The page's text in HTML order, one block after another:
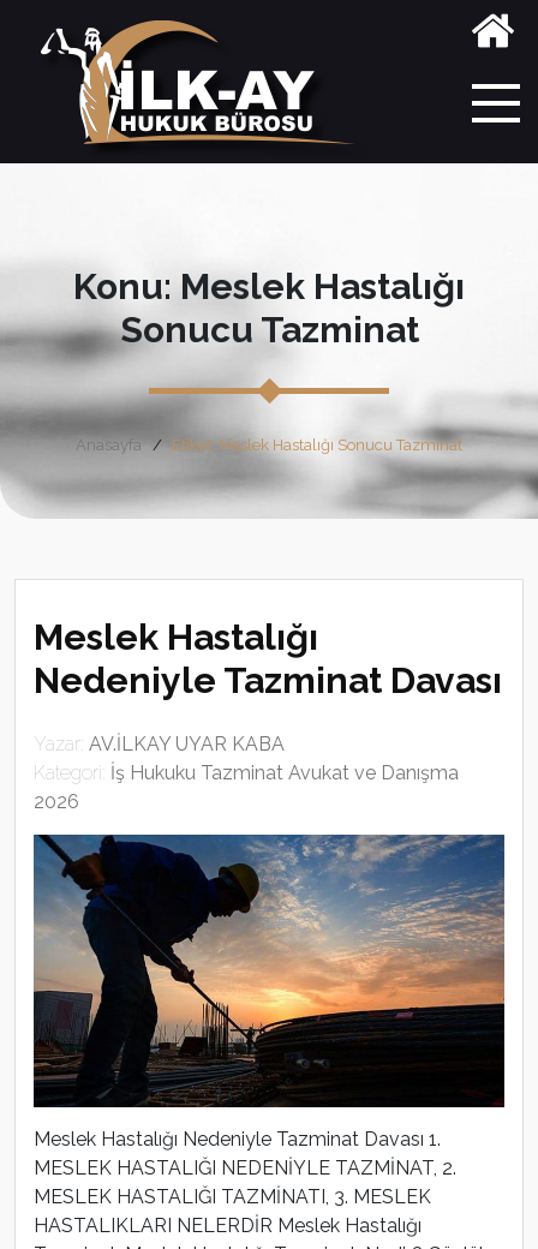
Konu: Meslek Hastalığı
Sonucu Tazminat
Anasayfa Etiket: Meslek Hastalığı Sonucu Tazminat
Meslek Hastalığı
Nedeniyle Tazminat Davası
Yazar: AV.İLKAY UYAR KABA
Kategori: İş Hukuku Tazminat Avukat ve Danışma
2026
Meslek Hastalığı Nedeniyle Tazminat Davası 1.
MESLEK HASTALIĞI NEDENİYLE TAZMİNAT, 2.
MESLEK HASTALIĞI TAZMİNATI, 3. MESLEK
HASTALIKLARI NELERDİR Meslek Hastalığı